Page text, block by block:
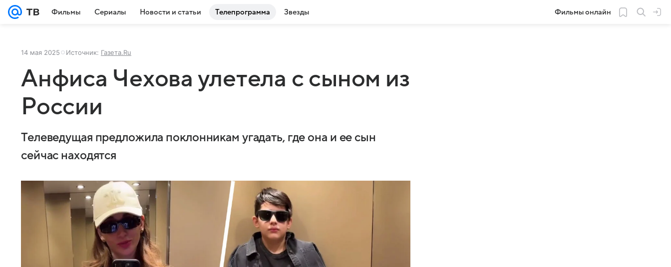
Фильмы Сериалы Новости и статьи Телепрограмма Звезды Фильмы онлайн
14 мая 2025 Источник: Газета.Ru
Анфиса Чехова улетела с сыном из
России
Телеведущая предложила поклонникам угадать, где она и ее сын
сейчас находятся